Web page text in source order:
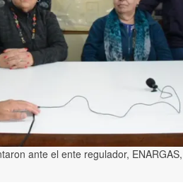
ante el ente regulador,